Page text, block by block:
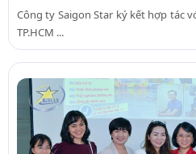
Công ty Saigon Star ký kết hợp tác
TP.HCM ...